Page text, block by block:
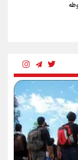
کرد
یک نسل، یک توهم!